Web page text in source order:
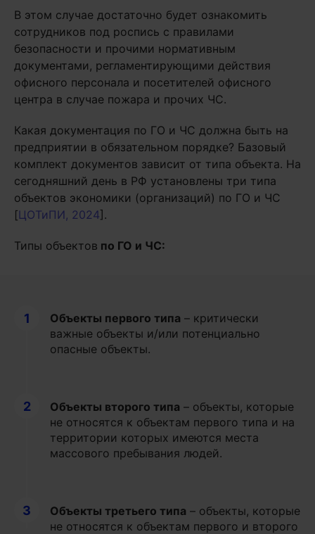
В этом случае достаточно будет ознакомить
сотрудников под роспись с правилами
безопасности и прочими нормативным
документами, регламентирующими действия
офисного персонала и посетителей офисного
центра в случае пожара и прочих ЧС.
Какая документация по ГО и ЧС должна быть на
предприятии в обязательном порядке? Базовый
комплект документов зависит от типа объекта. На
сегодняшний день в РФ установлены три типа
объектов экономики (организаций) по ГО и ЧС
[ЦОТиПИ, 2024].
Типы объектов по ГО и ЧС:
1 Объекты первого типа – критически
важные объекты и/или потенциально
опасные объекты.
2 Объекты второго типа – объекты, которые
не относятся к объектам первого типа и на
территории которых имеются места
массового пребывания людей.
3 Объекты третьего типа – объекты, которые
не относятся к объектам первого и второго